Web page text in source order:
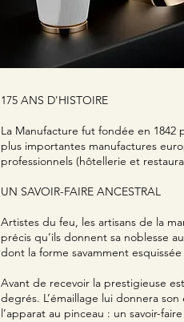
175 ANS D'HISTOIRE
La Manufacture fut fondée en 1842
plus importantes manufactures
professionnels (hôtellerie et
UN SAVOIR-FAIRE ANCESTRAL
Artistes du feu, les artisans de la
précis qu’ils donnent sa noblesse
dont la forme savamment
Avant de recevoir la prestigieuse
degrés. L’émaillage lui donnera
l’apparat au pinceau : un savoir-